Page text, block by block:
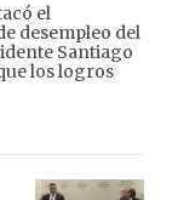
el
desempleo del
Santiago
los logros